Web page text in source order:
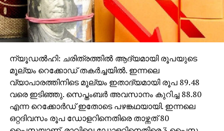
ന്യൂഡല്‍ഹി: ചരിത്രത്തില്‍ ആദ്യമായി രൂപയുടെ
മൂല്യം റെക്കോഡ് തകര്‍ച്ചയില്‍. ഇന്നലെ
വ്യാപാരത്തിനിടെ മൂല്യം ഇതാദ്യമായി രൂപ 89.48
വരെ ഇടിഞ്ഞു. സെപ്തംബര്‍ അവസാനം കുറിച്ച 88.80
എന്ന റെക്കോര്‍ഡ് ഇതോടെ പഴങ്കഥയായി. ഇന്നലെ
ഒറ്റദിവസം രൂപ ഡോളറിനെതിരെ താഴ്ന്നത് 80